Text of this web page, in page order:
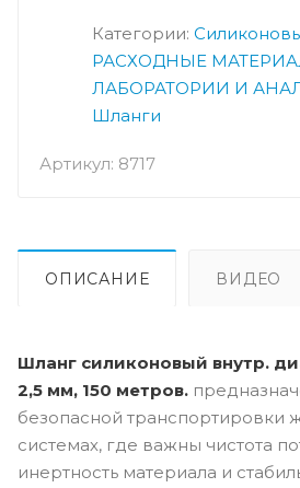
Артикул: 8717
Категории:
РАСХОДНЫЕ
ЛАБОРАТОРИИ И
Шланги
ОПИСАНИЕ ВИДЕО
Шланг силиконовый внутр.
2,5 мм, 150 метров.
безопасной транспортировки
системах, где важны чистота
инертность материала и